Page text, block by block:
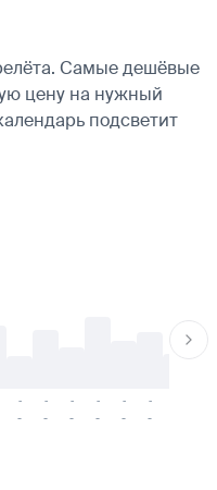
Самые дешёвые
цену на нужный
подсветит
-
-
-
-
-
-
-
-
-
-
-
-